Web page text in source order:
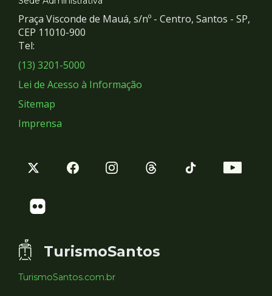
e
Redes
Sociais
Praça Visconde de Mauá, s/nº - Centro, Santos - SP,
CEP 11010-900
Tel:
(13) 3201-5000
Lei de Acesso à Informação
Sitemap
Imprensa
TurismoSantos
TurismoSantos.com.br